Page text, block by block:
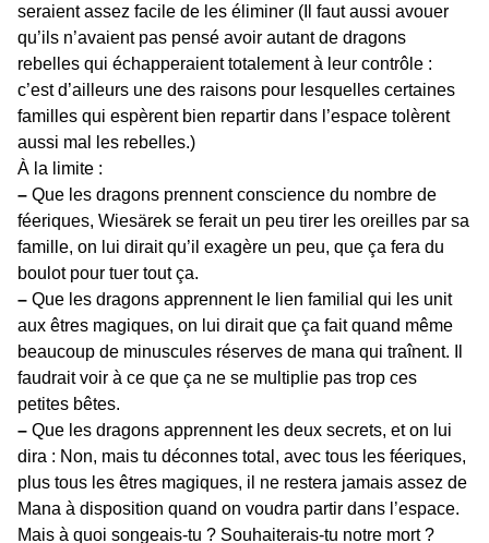
seraient assez facile de les éliminer (Il faut aussi avouer
qu’ils n’avaient pas pensé avoir autant de dragons
rebelles qui échapperaient totalement à leur contrôle :
c’est d’ailleurs une des raisons pour lesquelles certaines
familles qui espèrent bien repartir dans l’espace tolèrent
aussi mal les rebelles.)
À la limite :
– Que les dragons prennent conscience du nombre de
féeriques, Wiesärek se ferait un peu tirer les oreilles par sa
famille, on lui dirait qu’il exagère un peu, que ça fera du
boulot pour tuer tout ça.
– Que les dragons apprennent le lien familial qui les unit
aux êtres magiques, on lui dirait que ça fait quand même
beaucoup de minuscules réserves de mana qui traînent. Il
faudrait voir à ce que ça ne se multiplie pas trop ces
petites bêtes.
– Que les dragons apprennent les deux secrets, et on lui
dira : Non, mais tu déconnes total, avec tous les féeriques,
plus tous les êtres magiques, il ne restera jamais assez de
Mana à disposition quand on voudra partir dans l’espace.
Mais à quoi songeais-tu ? Souhaiterais-tu notre mort ?